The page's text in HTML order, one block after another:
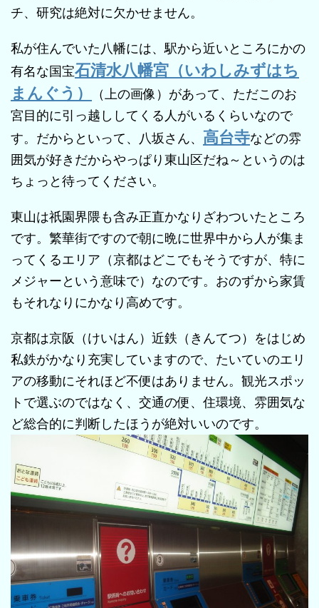
チ、研究は絶対に欠かせません。
私が住んでいた八幡には、駅から近いところにかの
有名な国宝石清水八幡宮（いわしみずはち
まんぐう）
（上の画像）があって、ただこのお
宮目的に引っ越ししてくる人がいるくらいなので
す。だからといって、八坂さん、 高台寺などの雰
囲気が好きだからやっぱり東山区だね～というのは
ちょっと待ってください。
東山は祇園界隈も含み正直かなりざわついたところ
です。繁華街ですので朝に晩に世界中から人が集ま
ってくるエリア（京都はどこでもそうですが、特に
メジャーという意味で）なのです。おのずから家賃
もそれなりにかなり高めです。
京都は京阪（けいはん）近鉄（きんてつ）をはじめ
私鉄がかなり充実していますので、たいていのエリ
アの移動にそれほど不便はありません。観光スポッ
トで選ぶのではなく、交通の便、住環境、雰囲気な
ど総合的に判断したほうが絶対いいのです。